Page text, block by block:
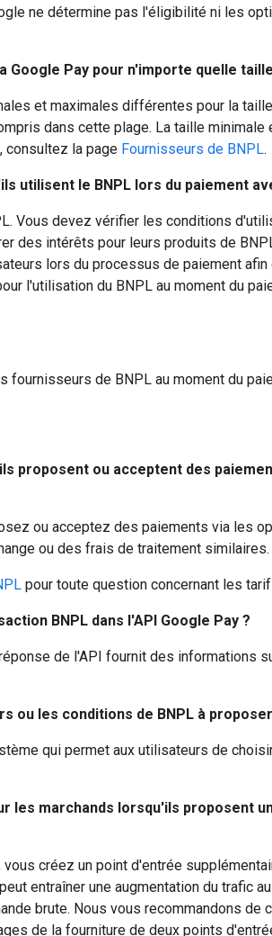
ne détermine pas l'éligibilité ni les
Google Pay pour n'importe quelle
et maximales différentes pour la
dans cette plage. La taille
consultez la page Fournisseurs de BNPL.
utilisent le BNPL lors du paiement
Vous devez vérifier les conditions
des intérêts pour leurs produits de
lors du processus de paiement
l'utilisation du BNPL au moment du
fournisseurs de BNPL au moment du
proposent ou acceptent des
ou acceptez des paiements via les
ou des frais de traitement similaires.
pour toute question concernant les
BNPL dans l'API Google Pay ?
de l'API fournit des informations
ou les conditions de BNPL à
qui permet aux utilisateurs de
les marchands lorsqu'ils proposent
créez un point d'entrée
entraîner une augmentation du trafic
brute. Nous vous recommandons
de la fourniture de deux points